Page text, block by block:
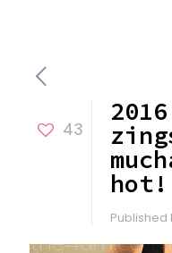
43
Published